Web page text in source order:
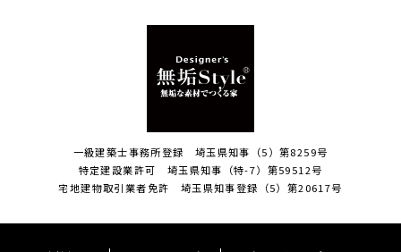
一級建築士事務所登録 埼玉県知事（5）第8259号
特定建設業許可 埼玉県知事（特-7）第59512号
宅地建物取引業者免許 埼玉県知事登録（5）第20617号